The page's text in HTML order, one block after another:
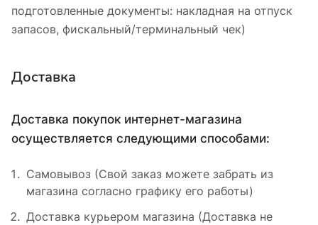
подготовленные документы: накладная на отпуск
запасов, фискальный/терминальный чек)
Доставка
Доставка покупок интернет-магазина
осуществляется следующими способами:
Самовывоз (Свой заказ можете забрать из
магазина согласно графику его работы)
Доставка курьером магазина (Доставка не